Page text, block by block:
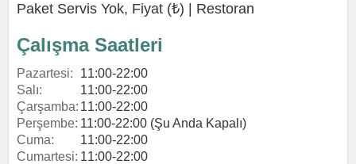
Paket Servis Yok, Fiyat (₺) | Restoran
Çalışma Saatleri
Pazartesi:
11:00-22:00
Salı:
11:00-22:00
Çarşamba: 11:00-22:00
Perşembe: 11:00-22:00 (Şu Anda Kapalı)
Cuma:
11:00-22:00
Cumartesi: 11:00-22:00